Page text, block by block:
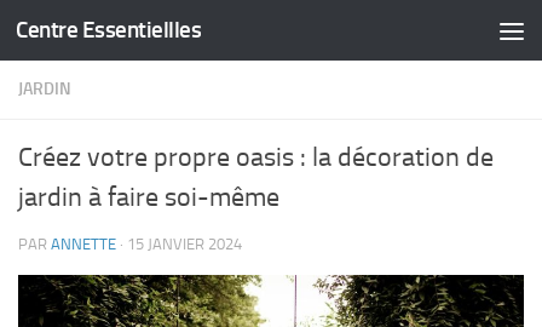
Skip to content
Centre Essentiellles
JARDIN
Créez votre propre oasis : la décoration de
jardin à faire soi-même
PAR ANNETTE · 15 JANVIER 2024